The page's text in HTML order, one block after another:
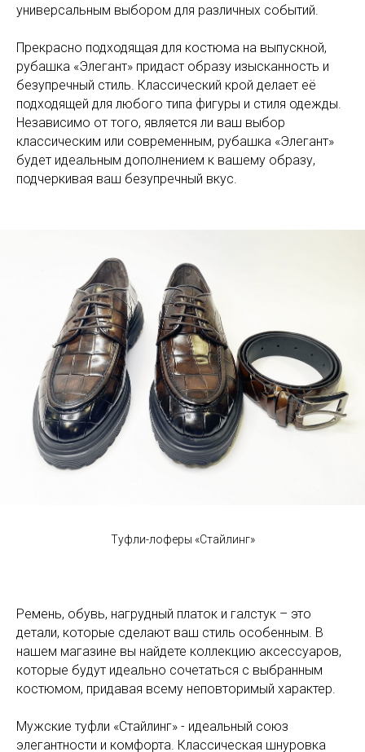
универсальным выбором для различных событий.
Прекрасно подходящая для костюма на выпускной,
рубашка «Элегант» придаст образу изысканность и
безупречный стиль. Классический крой делает её
подходящей для любого типа фигуры и стиля одежды.
Независимо от того, является ли ваш выбор
классическим или современным, рубашка «Элегант»
будет идеальным дополнением к вашему образу,
подчеркивая ваш безупречный вкус.
Туфли-лоферы «Стайлинг»
Ремень, обувь, нагрудный платок и галстук – это
детали, которые сделают ваш стиль особенным. В
нашем магазине вы найдете коллекцию аксессуаров,
которые будут идеально сочетаться с выбранным
костюмом, придавая всему неповторимый характер.
Мужские туфли «Стайлинг» - идеальный союз
элегантности и комфорта. Классическая шнуровка